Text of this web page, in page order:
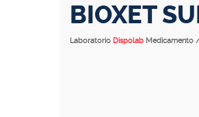
BIOXET
Laboratorio Dispolab Medicamento /